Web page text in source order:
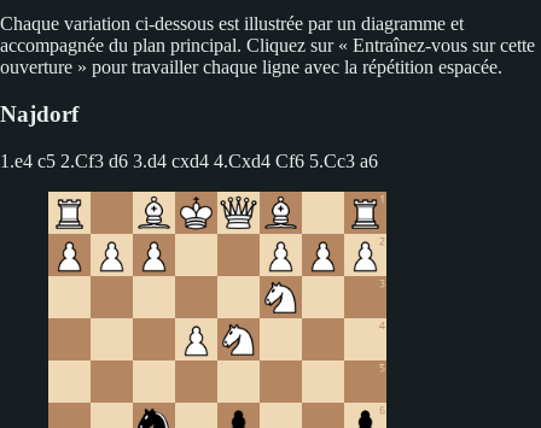
Chaque variation ci-dessous est illustrée par un diagramme et
accompagnée du plan principal. Cliquez sur « Entraînez-vous sur cette
ouverture » pour travailler chaque ligne avec la répétition espacée.
Najdorf
1.e4 c5 2.Cf3 d6 3.d4 cxd4 4.Cxd4 Cf6 5.Cc3 a6